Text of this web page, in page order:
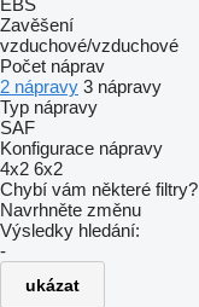
EBS
Zavěšení
vzduchové/vzduchové
Počet náprav
2 nápravy 3 nápravy
Typ nápravy
SAF
Konfigurace nápravy
4x2 6x2
Chybí vám některé filtry?
Navrhněte změnu
Výsledky hledání:
-
ukázat